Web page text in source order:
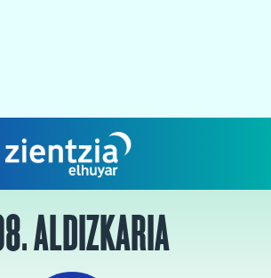
ALDIZKARIA